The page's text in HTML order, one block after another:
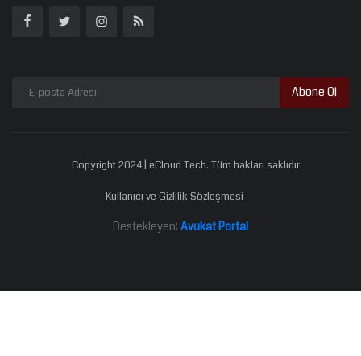
Abone Ol
Copyright 2024 | eCloud Tech. Tüm hakları saklıdır.
Kullanıcı ve Gizlilik Sözleşmesi
Destekleyen: Avukat Portal